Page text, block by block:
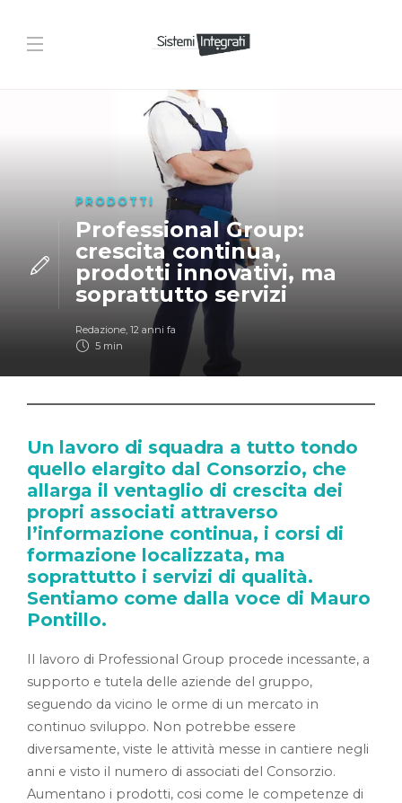
PRODOTTI
Professional Group:
crescita continua,
prodotti innovativi, ma
soprattutto servizi
Redazione, 12 anni fa
5 min
Un lavoro di squadra a tutto tondo
quello elargito dal Consorzio, che
allarga il ventaglio di crescita dei
propri associati attraverso
l’informazione continua, i corsi di
formazione localizzata, ma
soprattutto i servizi di qualità.
Sentiamo come dalla voce di Mauro
Pontillo.
Il lavoro di Professional Group procede incessante, a
supporto e tutela delle aziende del gruppo,
seguendo da vicino le orme di un mercato in
continuo sviluppo. Non potrebbe essere
diversamente, viste le attività messe in cantiere negli
anni e visto il numero di associati del Consorzio.
Aumentano i prodotti, cosi come le competenze di